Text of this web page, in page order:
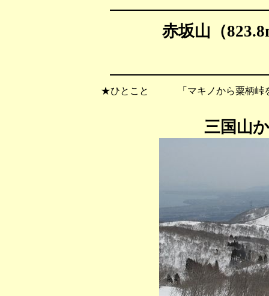
赤坂山（
★ひとこと 「マキノから粟柄峠を
三国山